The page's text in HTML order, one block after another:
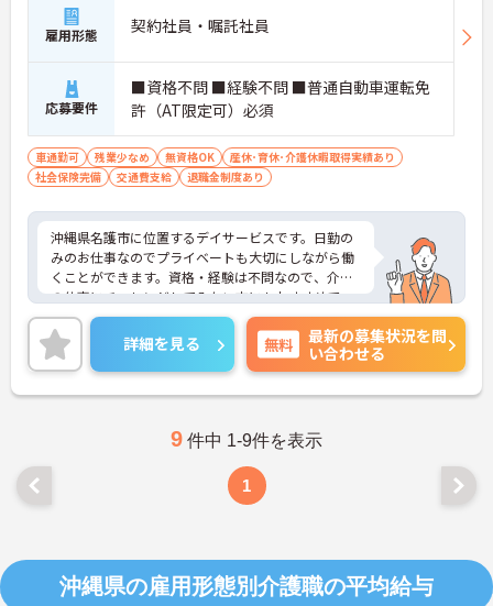
雇用形態 契約社員・嘱託社員
応募要件
■資格不問 ■経験不問 ■普通自動車運転免
許（AT限定可）必須
車通勤可 残業少なめ 無資格OK
産休･育休･介護休暇取得実績あり
社会保険完備
交通費支給 退職金制度あり
沖縄県名護市に位置するデイサービスです。日勤の
みのお仕事なのでプライベートも大切にしながら働
くことができます。資格・経験は不問なので、介護
の仕事にチャレンジしてみたい方にもおすすめで
す！ご興味をお持ちの方はお気軽にお問い合わせく
ださい。
詳細を見る 無料
最新の募集状況を問
い合わせる
9 件中 1-9件を表示
1
沖縄県の雇用形態別介護職の平均給与